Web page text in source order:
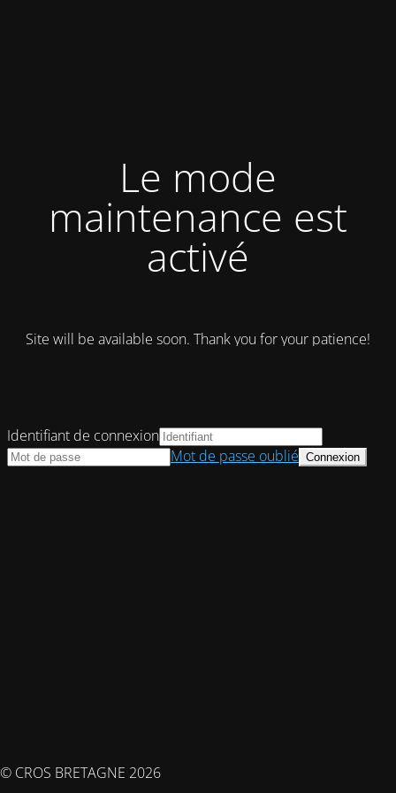
Le mode
maintenance est
activé
Site will be available soon. Thank you for your patience!
© CROS BRETAGNE 2026
Identifiant de connexion
Mot de passe oublié